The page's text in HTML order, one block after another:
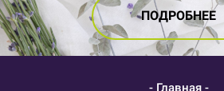
ПОДРОБНЕЕ